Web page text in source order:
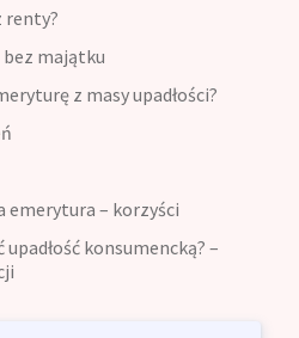
renty?
bez majątku
z masy upadłości?
emerytura – korzyści
konsumencką? –